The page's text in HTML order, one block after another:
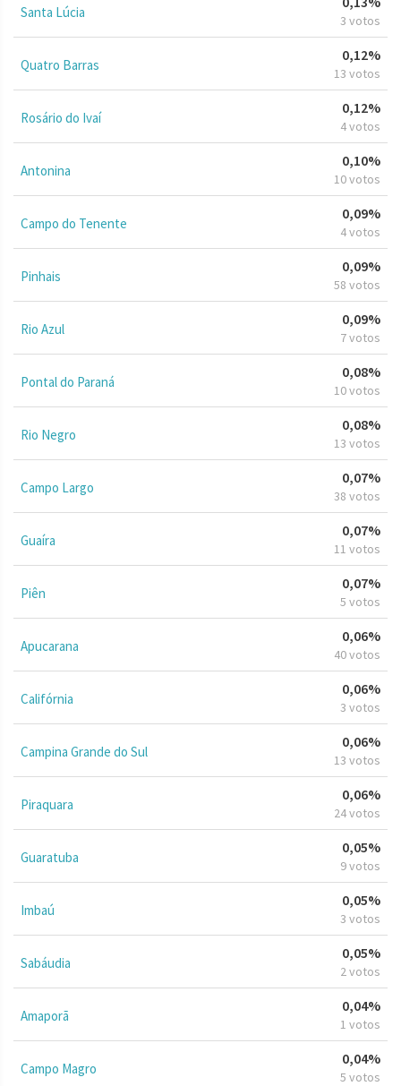
Santa Lúcia 3 votos
Quatro Barras
0,12%
13 votos
Rosário do Ivaí
0,12%
4 votos
Antonina
0,10%
10 votos
Campo do Tenente
0,09%
4 votos
Pinhais
0,09%
58 votos
Rio Azul
0,09%
7 votos
Pontal do Paraná
0,08%
10 votos
Rio Negro
0,08%
13 votos
Campo Largo
0,07%
38 votos
Guaíra
0,07%
11 votos
Piên
0,07%
5 votos
Apucarana
0,06%
40 votos
Califórnia
0,06%
3 votos
Campina Grande do Sul
0,06%
13 votos
Piraquara
0,06%
24 votos
Guaratuba
0,05%
9 votos
Imbaú
0,05%
3 votos
Sabáudia
0,05%
2 votos
Amaporã
0,04%
1 votos
Campo Magro
0,04%
5 votos